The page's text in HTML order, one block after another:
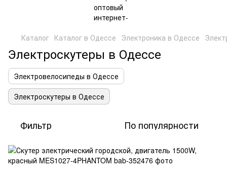
Каталог Каталог в Одессе Электроника в Одессе
Электроскутеры в Одессе
Электровелосипеды в Одессе
Электроскутеры в Одессе
Фильтр По популярности